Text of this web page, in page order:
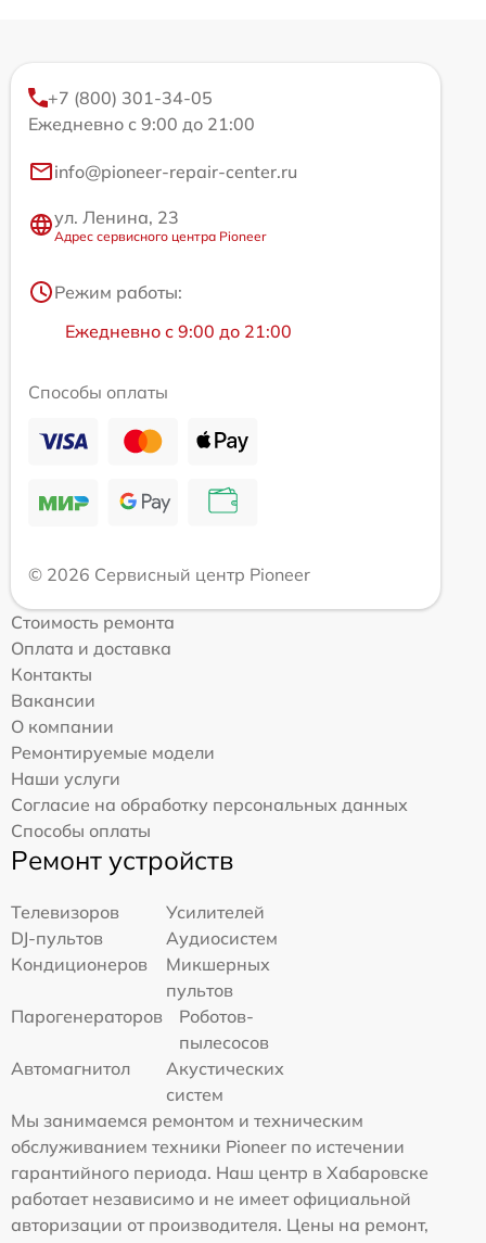
+7 (800) 301-34-05
Ежедневно с 9:00 до 21:00
info@pioneer-repair-center.ru
ул. Ленина, 23
Адрес сервисного центра Pioneer
Режим работы:
Ежедневно с 9:00 до 21:00
Способы оплаты
© 2026 Сервисный центр Pioneer
Стоимость ремонта
Оплата и доставка
Контакты
Вакансии
О компании
Ремонтируемые модели
Наши услуги
Согласие на обработку персональных данных
Способы оплаты
Ремонт устройств
Телевизоров
Усилителей
DJ-пультов
Аудиосистем
Кондиционеров
Микшерных
пультов
Парогенераторов
Роботов-
пылесосов
Автомагнитол
Акустических
систем
Мы занимаемся ремонтом и техническим
обслуживанием техники Pioneer по истечении
гарантийного периода. Наш центр в Хабаровске
работает независимо и не имеет официальной
авторизации от производителя. Цены на ремонт,